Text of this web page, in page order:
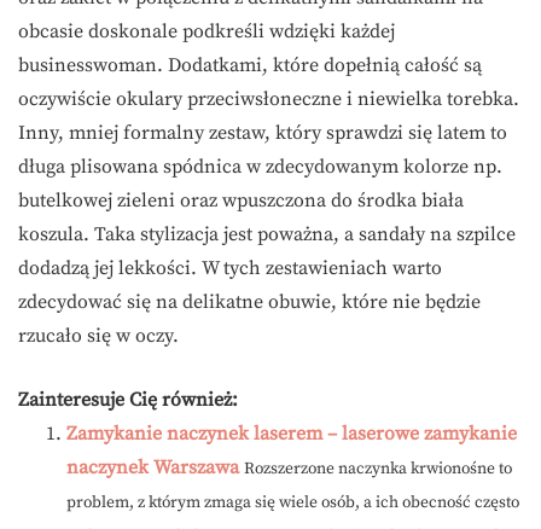
obcasie doskonale podkreśli wdzięki każdej
businesswoman. Dodatkami, które dopełnią całość są
oczywiście okulary przeciwsłoneczne i niewielka torebka.
Inny, mniej formalny zestaw, który sprawdzi się latem to
długa plisowana spódnica w zdecydowanym kolorze np.
butelkowej zieleni oraz wpuszczona do środka biała
koszula. Taka stylizacja jest poważna, a sandały na szpilce
dodadzą jej lekkości. W tych zestawieniach warto
zdecydować się na delikatne obuwie, które nie będzie
rzucało się w oczy.
Zainteresuje Cię również:
Zamykanie naczynek laserem – laserowe zamykanie
naczynek Warszawa Rozszerzone naczynka krwionośne to
problem, z którym zmaga się wiele osób, a ich obecność często